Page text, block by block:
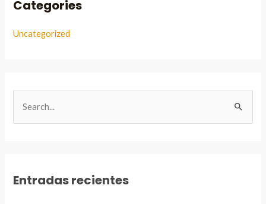
Categories
Uncategorized
r
Entradas recientes